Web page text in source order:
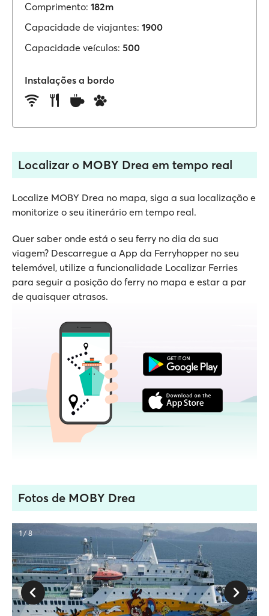
Comprimento: 182m
Capacidade de viajantes: 1900
Capacidade veículos: 500
Instalações a bordo
Localizar o MOBY Drea em tempo real
Localize MOBY Drea no mapa, siga a sua localização e
monitorize o seu itinerário em tempo real.
Quer saber onde está o seu ferry no dia da sua
viagem? Descarregue a App da Ferryhopper no seu
telemóvel, utilize a funcionalidade Localizar Ferries
para seguir a posição do ferry no mapa e estar a par
de quaisquer atrasos.
Fotos de MOBY Drea
1 / 8